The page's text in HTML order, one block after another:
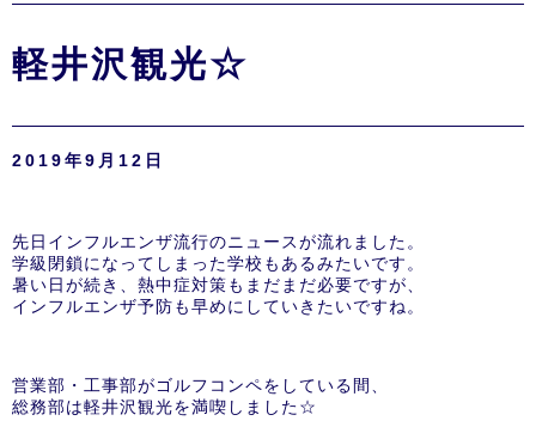
軽井沢観光☆
2019年9月12日
先日インフルエンザ流行のニュースが流れました。
学級閉鎖になってしまった学校もあるみたいです。
暑い日が続き、熱中症対策もまだまだ必要ですが、
インフルエンザ予防も早めにしていきたいですね。
営業部・工事部がゴルフコンペをしている間、
総務部は軽井沢観光を満喫しました☆